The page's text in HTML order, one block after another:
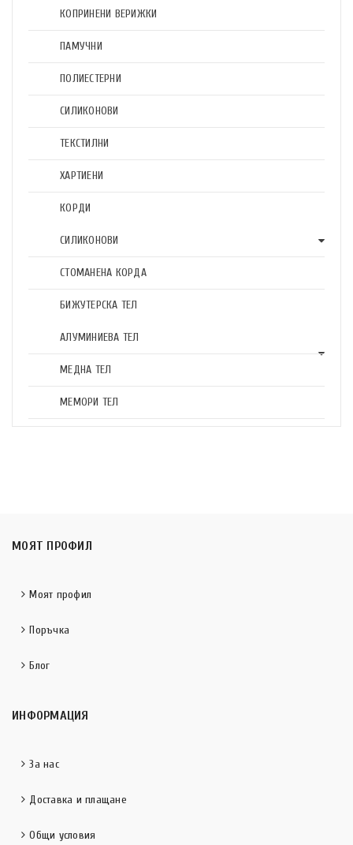
КОПРИНЕНИ ВЕРИЖКИ
ПАМУЧНИ
ПОЛИЕСТЕРНИ
СИЛИКОНОВИ
ТЕКСТИЛНИ
ХАРТИЕНИ
КОРДИ
СИЛИКОНОВИ
СТОМАНЕНА КОРДА
БИЖУТЕРСКА ТЕЛ
АЛУМИНИЕВА ТЕЛ
МЕДНА ТЕЛ
МЕМОРИ ТЕЛ
МОЯТ ПРОФИЛ
Моят профил
Поръчка
Блог
ИНФОРМАЦИЯ
За нас
Доставка и плащане
Общи условия